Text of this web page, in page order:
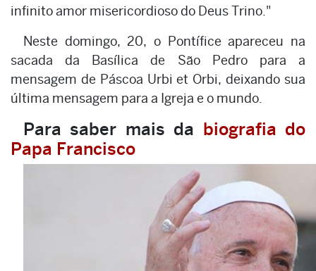
infinito amor misericordioso do Deus Trino."
Neste domingo, 20, o Pontífice apareceu na
sacada da Basílica de São Pedro para a
mensagem de Páscoa Urbi et Orbi, deixando sua
última mensagem para a Igreja e o mundo.
Para saber mais da biografia do
Papa Francisco